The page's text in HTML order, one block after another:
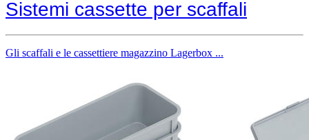
Sistemi cassette per scaffali
Gli scaffali e le cassettiere magazzino Lagerbox ...